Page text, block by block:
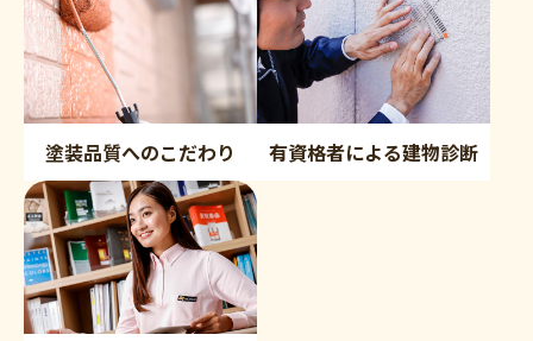
塗装品質へのこだわり 有資格者による建物診断